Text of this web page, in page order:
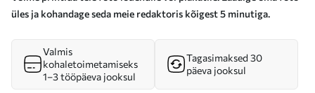
üles ja kohandage seda meie redaktoris kõigest 5 minutiga.
Valmis
kohaletoimetamiseks
1–3 tööpäeva jooksul
Tagasimaksed 30
päeva jooksul